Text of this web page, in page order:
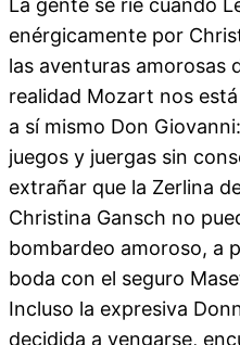
enérgicamente por
las aventuras amorosas
realidad Mozart nos
a sí mismo Don
juegos y juergas sin
extrañar que la Zerlina
Christina Gansch no
bombardeo amoroso, a
boda con el seguro
Incluso la expresiva
decidida a vengarse,